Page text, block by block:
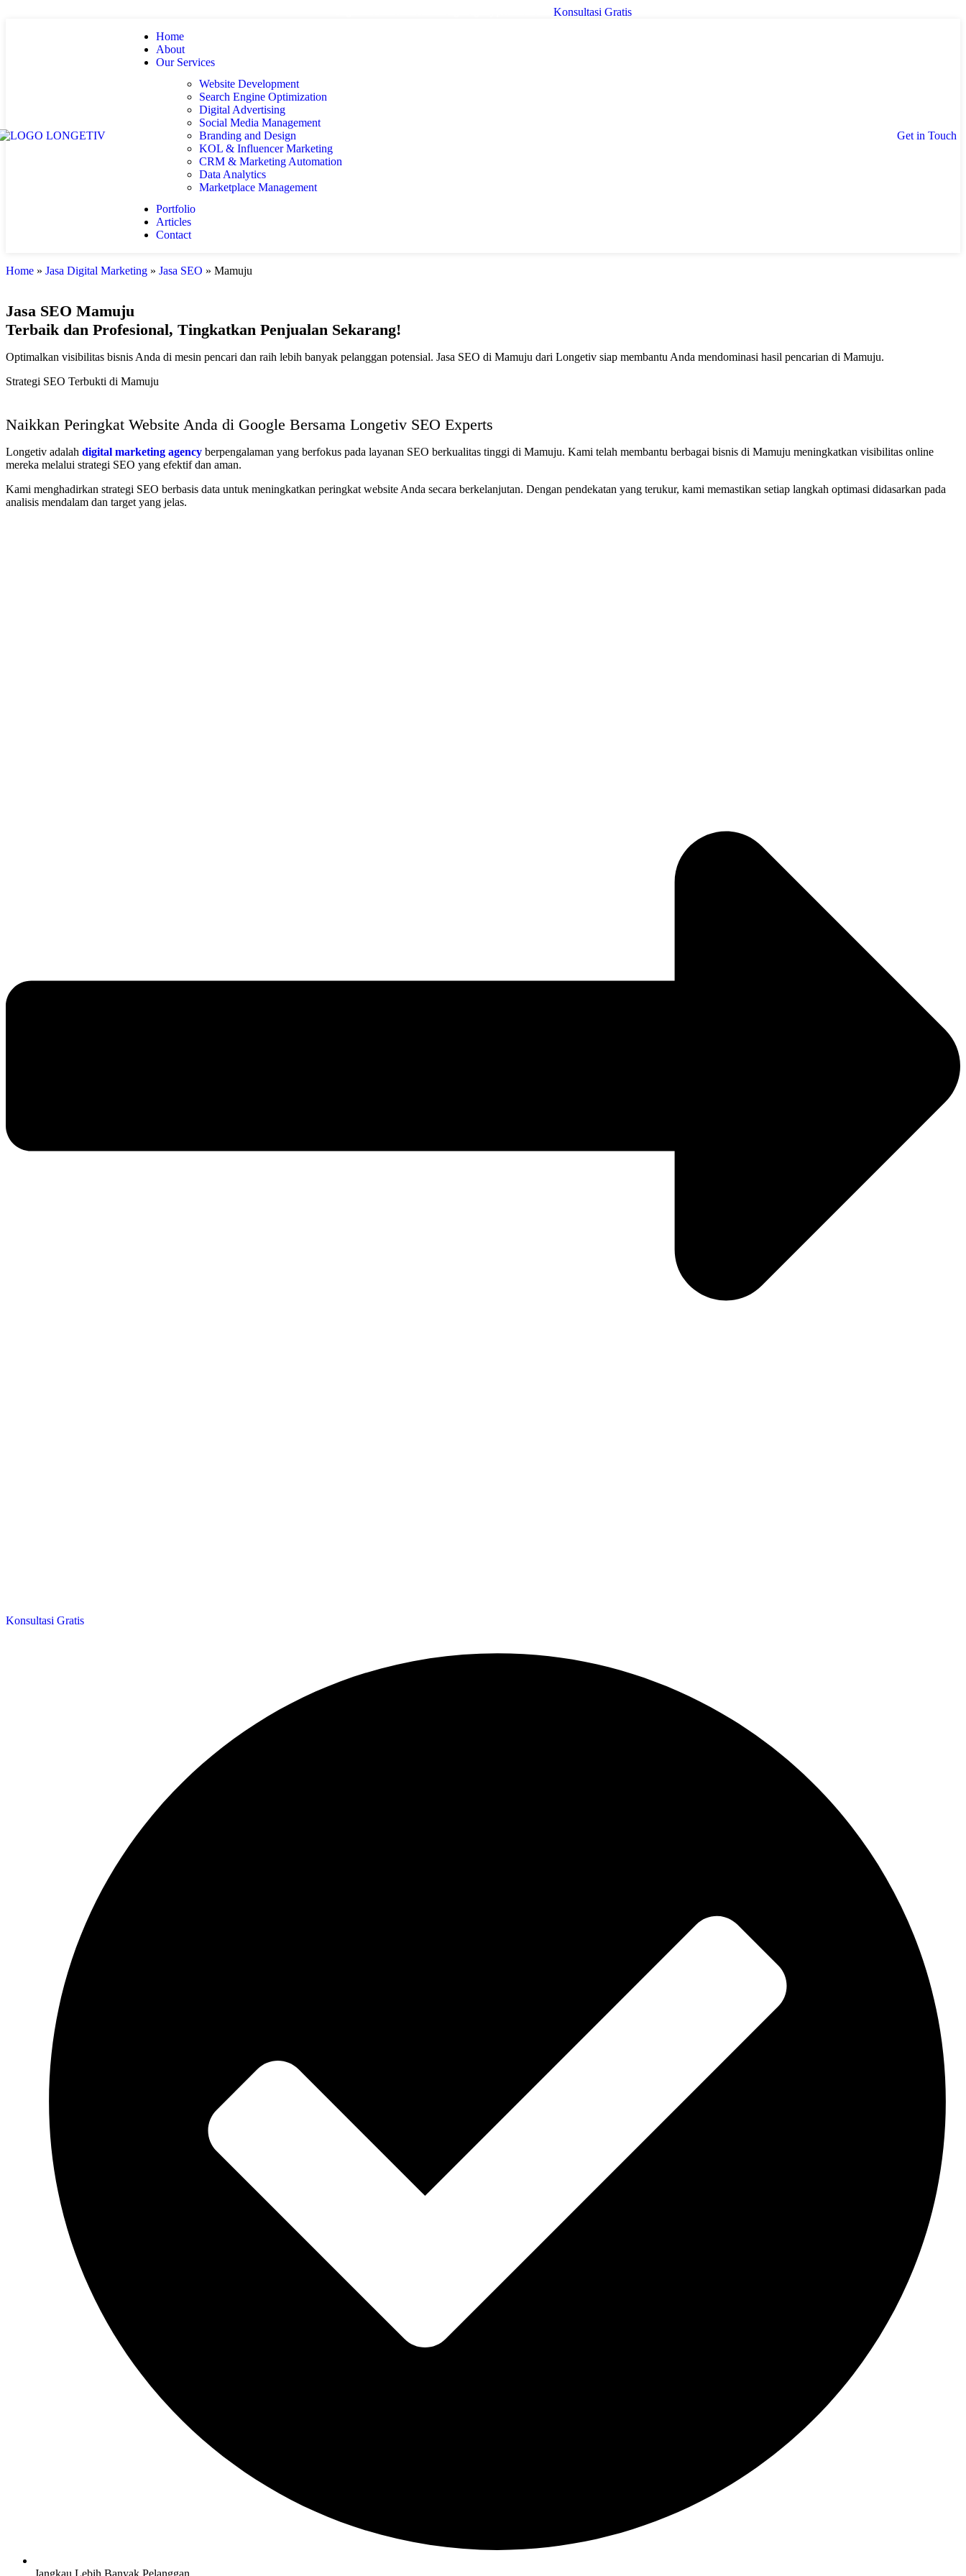
Konsultasi Gratis
Home
About
Our Services
Website Development
Search Engine Optimization
Digital Advertising
Social Media Management
Branding and Design
KOL & Influencer Marketing
CRM & Marketing Automation
Data Analytics
Marketplace Management
Portfolio
Articles
Contact
Get in Touch
Home » Jasa Digital Marketing » Jasa SEO » Mamuju
Jasa SEO Mamuju
Terbaik dan Profesional, Tingkatkan Penjualan Sekarang!
Optimalkan visibilitas bisnis Anda di mesin pencari dan raih lebih banyak pelanggan potensial. Jasa SEO di Mamuju dari Longetiv siap membantu Anda mendominasi hasil pencarian di Mamuju.
Strategi SEO Terbukti di Mamuju
Naikkan Peringkat Website Anda di Google Bersama Longetiv SEO Experts
Longetiv adalah digital marketing agency berpengalaman yang berfokus pada layanan SEO berkualitas tinggi di Mamuju. Kami telah membantu berbagai bisnis di Mamuju meningkatkan visibilitas online
mereka melalui strategi SEO yang efektif dan aman.
Kami menghadirkan strategi SEO berbasis data untuk meningkatkan peringkat website Anda secara berkelanjutan. Dengan pendekatan yang terukur, kami memastikan setiap langkah optimasi didasarkan pada
analisis mendalam dan target yang jelas.
Konsultasi Gratis
Jangkau Lebih Banyak Pelanggan